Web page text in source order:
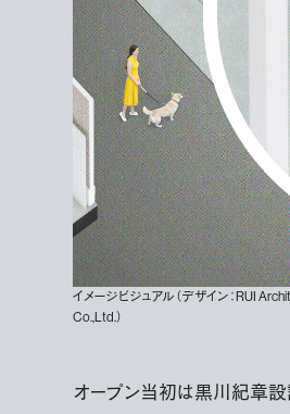
イメージビジュアル（デザイン：RUI
Co.,Ltd.）
オープン当初は黒川紀章設